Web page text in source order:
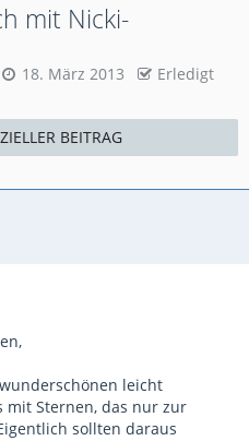
mit Nicki-
18. März 2013 Erledigt
BEITRAG
leicht
mit Sternen, das nur zur
sollten daraus